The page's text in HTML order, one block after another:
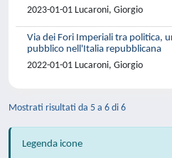
2023-01-01 Lucaroni, Giorgio
Via dei Fori Imperiali tra politica,
pubblico nell'Italia repubblicana
2022-01-01 Lucaroni, Giorgio
Mostrati risultati da 5 a 6 di 6
Legenda icone